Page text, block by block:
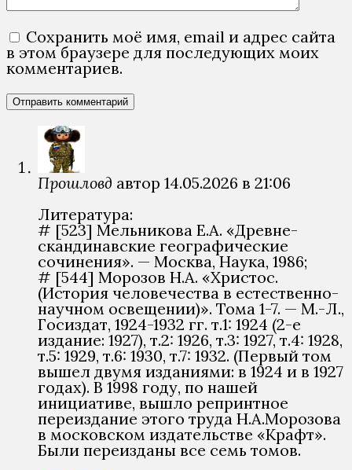
Сохранить моё имя, email и адрес сайта
в этом браузере для последующих моих
комментариев.
Прошловѣд автор 14.05.2026 в 21:06
Литература:
# [523] Мельникова Е.А. «Древне-
скандинавские географические
сочинения». — Москва, Наука, 1986;
# [544] Морозов Н.А. «Христос.
(История человечества в естественно-
научном освещении)». Тома 1-7. — М.-Л.,
Госиздат, 1924-1932 гг. т.1: 1924 (2-е
издание: 1927), т.2: 1926, т.3: 1927, т.4: 1928,
т.5: 1929, т.6: 1930, т.7: 1932. (Первый том
вышел двумя изданиями: в 1924 и в 1927
годах). В 1998 году, по нашей
инициативе, вышло репринтное
переиздание этого труда Н.А.Морозова
в московском издательстве «Крафт».
Были переизданы все семь томов.